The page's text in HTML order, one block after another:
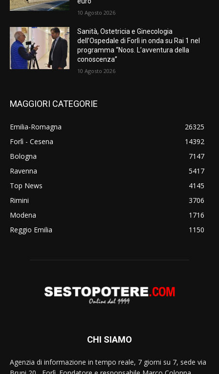
10 Agosto 2026
Sanità, Ostetricia e Ginecologia
dell’Ospedale di Forlì in onda su Rai 1 nel
programma “Noos. L’avventura della
conoscenza”
10 Agosto 2026
MAGGIORI CATEGORIE
Emilia-Romagna
26325
Forlì - Cesena
14392
Bologna
7147
Ravenna
5417
Top News
4145
Rimini
3706
Modena
1716
Reggio Emilia
1150
CHI SIAMO
Agenzia di informazione in tempo reale, 7 giorni su 7, sede via